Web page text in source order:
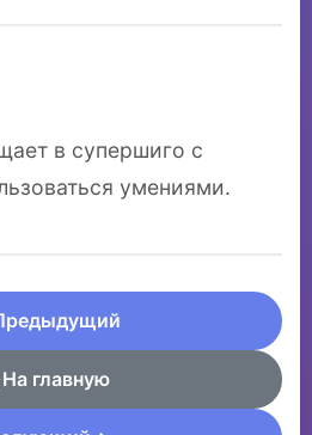
в супершиго с
умениями.
На главную